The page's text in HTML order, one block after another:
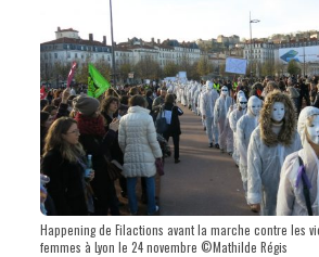
Happening de Filactions avant la marche contre les
femmes à Lyon le 24 novembre ©Mathilde Régis